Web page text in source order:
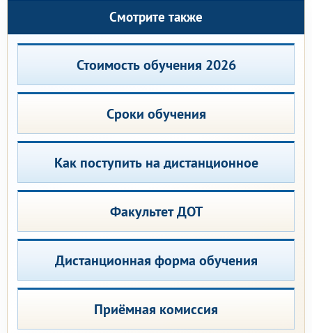
Смотрите также
Стоимость обучения 2026
Сроки обучения
Как поступить на дистанционное
Факультет ДОТ
Дистанционная форма обучения
Приёмная комиссия